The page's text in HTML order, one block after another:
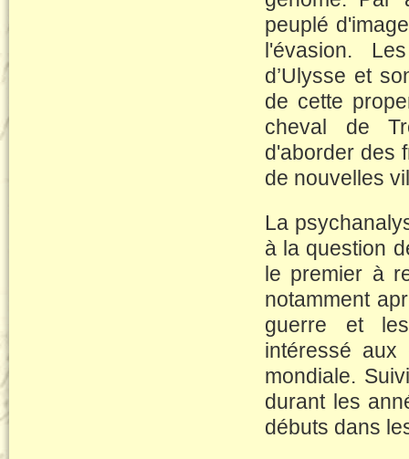
peuplé
l'évasion.
d’Ulysse et
de cette
cheval de
d'aborder des
de nouvelles
La
à la question
le premier à
notamment
guerre et
intéressé aux
mondiale.
durant les
débuts dans